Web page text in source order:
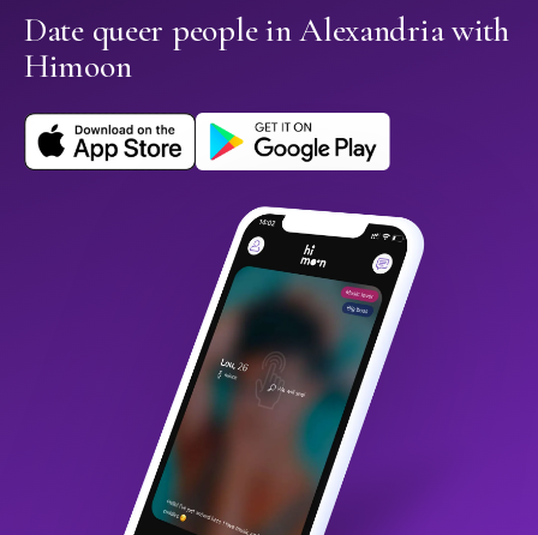
Date queer people in Alexandria with
Himoon